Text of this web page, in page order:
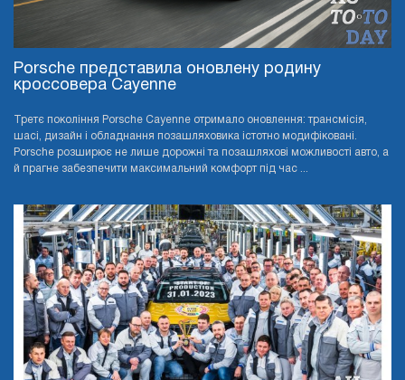
Porsche представила оновлену родину
кроссовера Cayenne
Третє покоління Porsche Cayenne отримало оновлення: трансмісія,
шасі, дизайн і обладнання позашляховика істотно модифіковані.
Porsche розширює не лише дорожні та позашляхові можливості авто, а
й прагне забезпечити максимальний комфорт під час ...